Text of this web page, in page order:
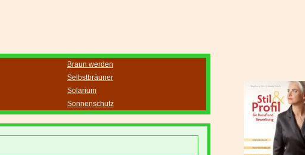
Braun werden
Selbstbräuner
Solarium
Sonnenschutz